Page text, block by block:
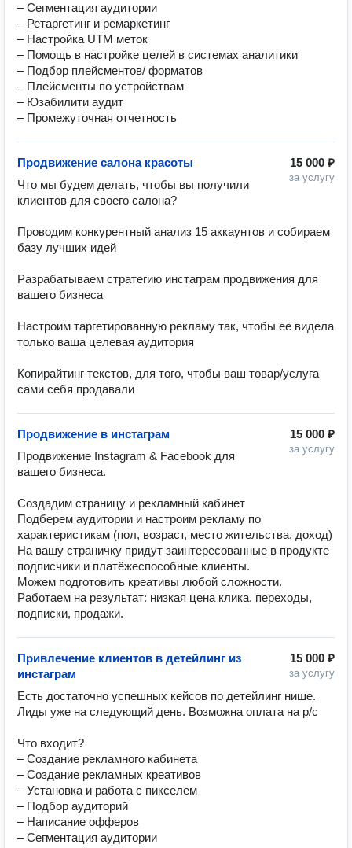
– Сегментация аудитории
– Ретаргетинг и ремаркетинг
– Настройка UTM меток
– Помощь в настройке целей в системах аналитики
– Подбор плейсментов/ форматов
– Плейсменты по устройствам
– Юзабилити аудит
– Промежуточная отчетность
15 000 ₽
за услугу
Продвижение салона красоты
Что мы будем делать, чтобы вы получили
клиентов для своего салона?
Проводим конкурентный анализ 15 аккаунтов и собираем
базу лучших идей
Разрабатываем стратегию инстаграм продвижения для
вашего бизнеса
Настроим таргетированную рекламу так, чтобы ее видела
только ваша целевая аудитория
Копирайтинг текстов, для того, чтобы ваш товар/услуга
сами себя продавали
15 000 ₽
за услугу
Продвижение в инстаграм
Продвижение Instagram & Facebook для
вашего бизнеса.
Создадим страницу и рекламный кабинет
Подберем аудитории и настроим рекламу по
характеристикам (пол, возраст, место жительства, доход)
На вашу страничку придут заинтересованные в продукте
подписчики и платёжеспособные клиенты.
Можем подготовить креативы любой сложности.
Работаем на результат: низкая цена клика, переходы,
подписки, продажи.
15 000 ₽
за услугу
Привлечение клиентов в детейлинг из
инстаграм
Есть достаточно успешных кейсов по детейлинг нише.
Лиды уже на следующий день. Возможна оплата на р/с
Что входит?
– Создание рекламного кабинета
– Создание рекламных креативов
– Установка и работа с пикселем
– Подбор аудиторий
– Написание офферов
– Сегментация аудитории